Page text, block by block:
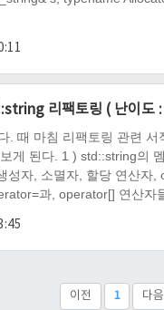
리팩토링 ( 난이도
. 때 마침 리팩토링 관련
게 된다. 1 ) std::string의
자, 소멸자, 할당 연산자
과, operator[] 연산
이전 1 다음